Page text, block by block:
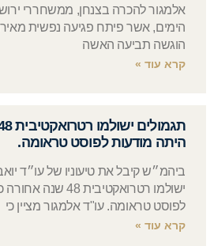
אלמגור להכרה בצנחן, ממשחררי
הימים, אשר פיתח פגיעה נפשית
הוגשה תביעה האשה
קרא עוד »
היתה מודעות לפוסט טראומה.
ביהמ״ש קיבל את טיעוניו של עו״ד
ישולמו רטרואקטיבית
לפוסט טראומה. עו"ד אלמגור מציין כי
קרא עוד »